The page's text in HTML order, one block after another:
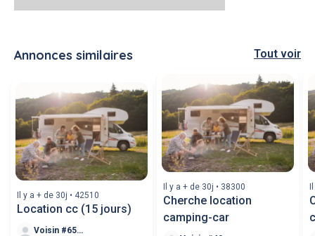
Annonces similaires Tout voir
Il y a + de 30j • 42510
Location cc (15 jours)
Voisin #65358
Il y a + de 30j • 38300
Cherche location
camping-car